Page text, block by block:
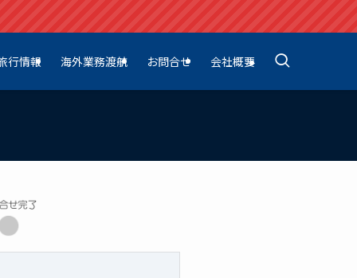
行情報 海外業務渡航 お問合せ 会社概要